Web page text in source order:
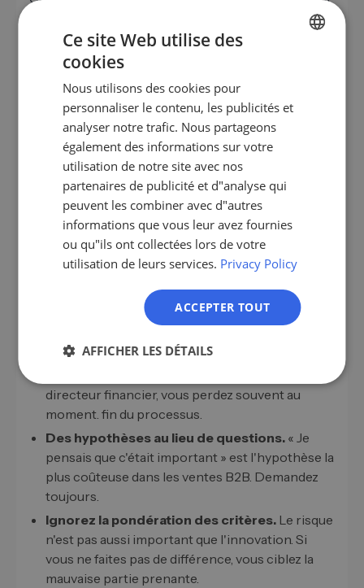
la pondération de leurs critères ont une idée claire
de l'endroit où se situe le risque dans la transaction.
Quiconque ne convainc que le champion et ignore
moment.
Erreurs fréquentes dans
l'identification des critères
Cinq erreurs se produisent particulièrement
souvent et coûtent le taux de victoire.
Pitch avant la découverte.Quiconque
commence avec l'offre sans connaître les
critères vend de manière générique et perd la
Ne servez qu'une partie prenante.
directeur financier, vous perdez souvent au
moment. fin du processus.
Des hypothèses au lieu de questions. « Je
pensais que c'était important » est l'hypothèse la
plus coûteuse dans les ventes B2B. Demandez
toujours.
Ignorez la pondération des critères. Le risque
n'est pas aussi important que l'innovation. Si
vous ne faites pas de différence, vous ciblez la
mauvaise partie prenante.
PL
Ce site Web utilise des
cookies
Nous utilisons des cookies pour
personnaliser le contenu, les publicités et
analyser notre trafic. Nous partageons
également des informations sur votre
utilisation de notre site avec nos
partenaires de publicité et d"analyse qui
peuvent les combiner avec d"autres
informations que vous leur avez fournies
ou qu"ils ont collectées lors de votre
utilisation de leurs services. Privacy Policy
ACCEPTER TOUT
AFFICHER LES DÉTAILS